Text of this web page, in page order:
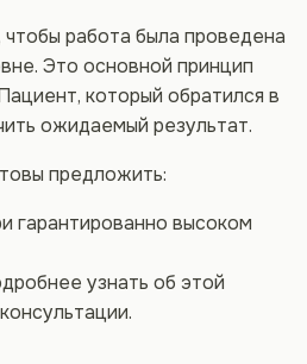
работа была проведена
Это основной принцип
который обратился в
ожидаемый результат.
предложить:
гарантированно высоком
узнать об этой